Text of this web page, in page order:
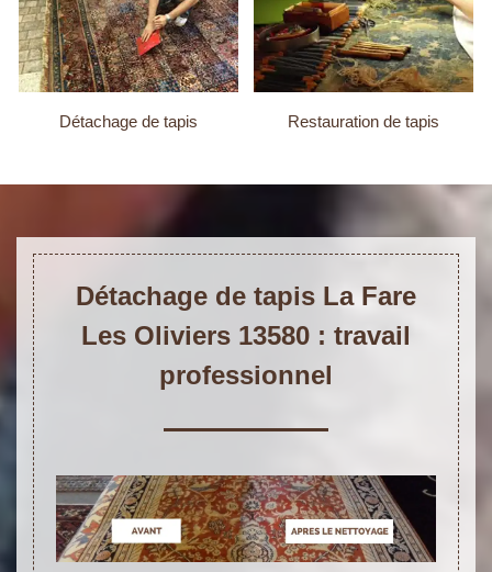
Détachage de tapis Restauration de tapis
Détachage de tapis La Fare
Les Oliviers 13580 : travail
professionnel